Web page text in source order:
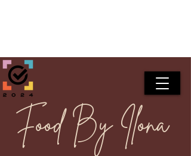
Food By Ilona